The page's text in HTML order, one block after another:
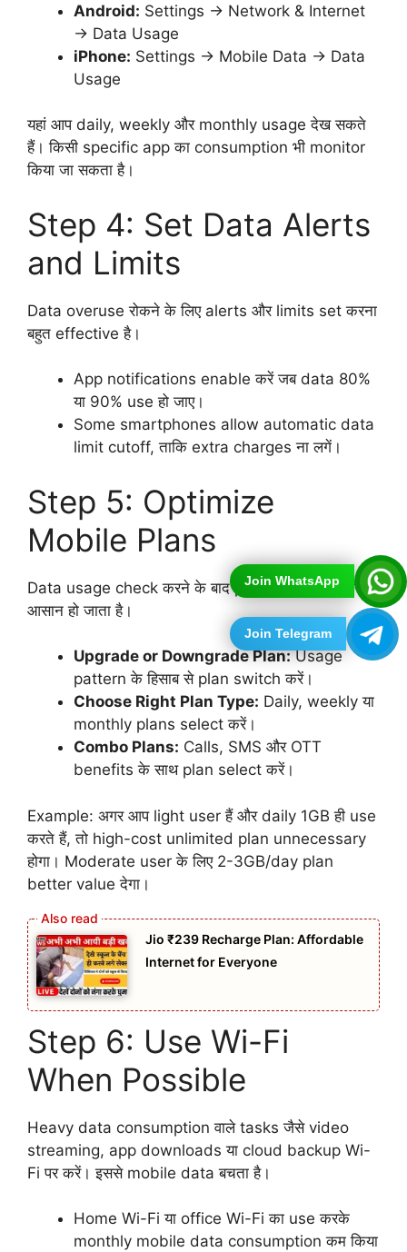
Join WhatsApp
Join Telegram
Android: Settings → Network & Internet
→ Data Usage
iPhone: Settings → Mobile Data → Data
Usage
यहां आप daily, weekly और monthly usage देख सकते
हैं। किसी specific app का consumption भी monitor
किया जा सकता है।
Step 4: Set Data Alerts
and Limits
Data overuse रोकने के लिए alerts और limits set करना
बहुत effective है।
App notifications enable करें जब data 80%
या 90% use हो जाए।
Some smartphones allow automatic data
limit cutoff, ताकि extra charges ना लगें।
Step 5: Optimize
Mobile Plans
Data usage check करने के बाद plan optimize करना
आसान हो जाता है।
Upgrade or Downgrade Plan:Usage
pattern के हिसाब से plan switch करें।
Choose Right Plan Type: Daily, weekly या
monthly plans select करें।
Combo Plans: Calls, SMS और OTT
benefits के साथ plan select करें।
Example: अगर आप light user हैं और daily 1GB ही use
करते हैं, तो high-cost unlimited plan unnecessary
होगा। Moderate user के लिए 2-3GB/day plan
better value देगा।
Jio ₹239 Recharge Plan: Affordable
Internet for Everyone
Step 6: Use Wi-Fi
When Possible
Heavy data consumption वाले tasks जैसे video
streaming, app downloads या cloud backup Wi-
Fi पर करें। इससे mobile data बचता है।
Home Wi-Fi या office Wi-Fi का use करके
monthly mobile data consumption कम किया